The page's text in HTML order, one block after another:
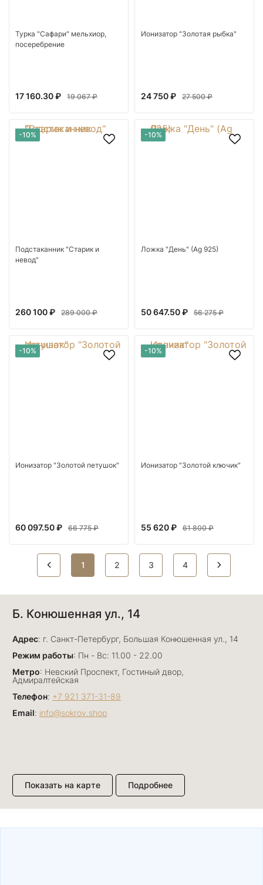
Турка "Сафари" мельхиор,
посеребрение
17 160.30 ₽ 19 067 ₽
Ионизатор "Золотая рыбка"
24 750 ₽ 27 500 ₽
-10%
Подстаканник "Старик и
невод"
260 100 ₽ 289 000 ₽
-10%
Ложка "День" (Ag 925)
50 647.50 ₽ 56 275 ₽
-10%
Ионизатор "Золотой петушок"
60 097.50 ₽ 66 775 ₽
-10%
Ионизатор "Золотой ключик"
55 620 ₽ 61 800 ₽
1 2 3 4
Б. Конюшенная ул., 14
Адрес: г. Санкт-Петербург, Большая Конюшенная ул., 14
Режим работы: Пн - Вс: 11.00 - 22.00
Метро: Невский Проспект, Гостиный двор,
Адмиралтейская
Телефон: +7 921 371-31-89
Email: info@sokrov.shop
Показать на карте Подробнее